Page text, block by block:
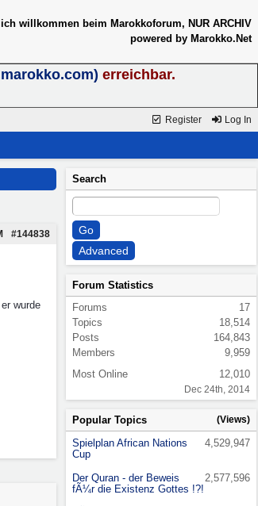
willkommen beim Marokkoforum, NUR ARCHIV
powered by Marokko.Net
erreichbar.
Register Log In
#144838
wurde
Search
Forum Statistics
Forums
17
Topics
18,514
Posts
164,843
Members
9,959
Most Online
12,010
Dec 24th, 2014
Popular Topics (Views)
4,529,947
Spielplan African Nations
Cup
2,577,596
Der Quran - der Beweis
fÃ¼r die Existenz Gottes !?!